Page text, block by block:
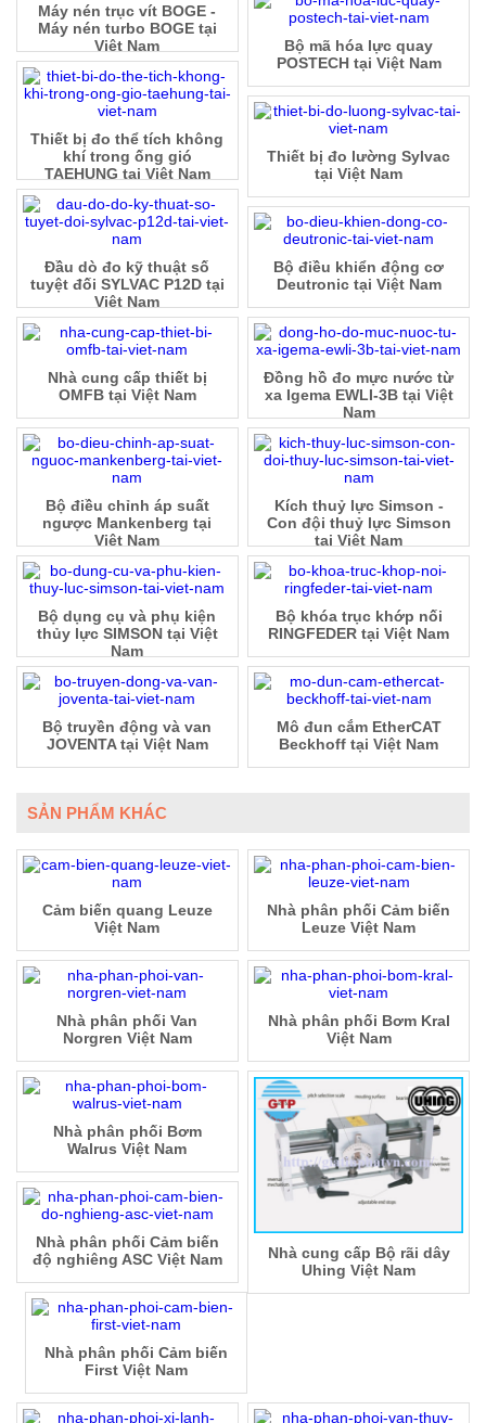
Máy nén trục vít BOGE -
Máy nén turbo BOGE tại
Việt Nam
Bộ mã hóa lực quay
POSTECH tại Việt Nam
Thiết bị đo thể tích không
khí trong ống gió
TAEHUNG tại Việt Nam
Thiết bị đo lường Sylvac
tại Việt Nam
Đầu dò đo kỹ thuật số
tuyệt đối SYLVAC P12D tại
Việt Nam
Bộ điều khiển động cơ
Deutronic tại Việt Nam
Nhà cung cấp thiết bị
OMFB tại Việt Nam
Đồng hồ đo mực nước từ
xa Igema EWLI-3B tại Việt
Nam
Bộ điều chỉnh áp suất
ngược Mankenberg tại
Việt Nam
Kích thuỷ lực Simson -
Con đội thuỷ lực Simson
tại Việt Nam
Bộ dụng cụ và phụ kiện
thủy lực SIMSON tại Việt
Nam
Bộ khóa trục khớp nối
RINGFEDER tại Việt Nam
Bộ truyền động và van
JOVENTA tại Việt Nam
Mô đun cắm EtherCAT
Beckhoff tại Việt Nam
SẢN PHẨM KHÁC
Cảm biến quang Leuze
Việt Nam
Nhà phân phối Cảm biến
Leuze Việt Nam
Nhà phân phối Van
Norgren Việt Nam
Nhà phân phối Bơm Kral
Việt Nam
Nhà phân phối Bơm
Walrus Việt Nam
Nhà cung cấp Bộ rãi dây
Uhing Việt Nam
Nhà phân phối Cảm biến
độ nghiêng ASC Việt Nam
Nhà phân phối Cảm biến
First Việt Nam